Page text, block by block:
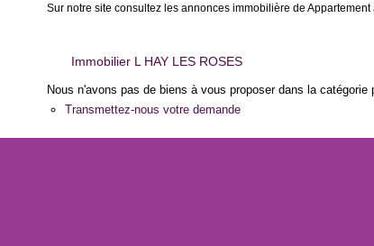
Sur notre site consultez les annonces immobilière de
Immobilier L HAY LES ROSES
Nous n'avons pas de biens à vous proposer dans la
Transmettez-nous votre demande